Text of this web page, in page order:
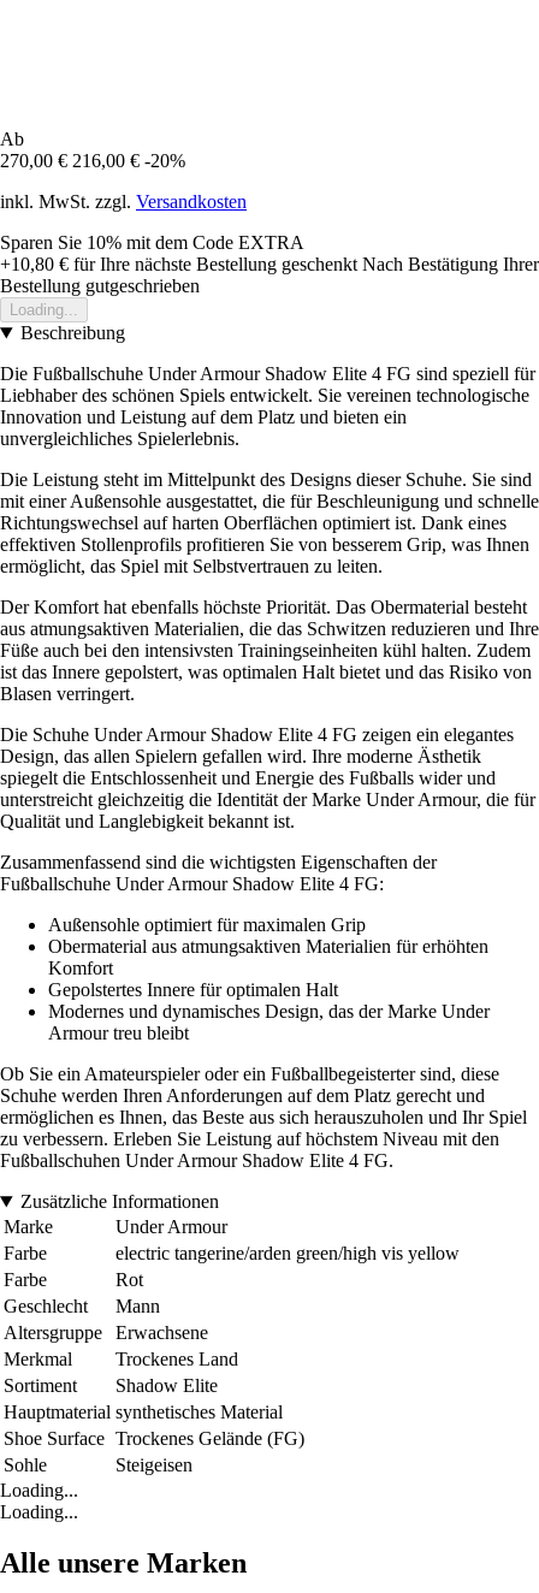
Ab
270,00 € 216,00 € -20%
inkl. MwSt. zzgl. Versandkosten
Sparen Sie 10% mit dem Code EXTRA
+10,80 € für Ihre nächste Bestellung geschenkt Nach Bestätigung Ihrer
Bestellung gutgeschrieben
Loading...
Beschreibung
Die Fußballschuhe Under Armour Shadow Elite 4 FG sind speziell für
Liebhaber des schönen Spiels entwickelt. Sie vereinen technologische
Innovation und Leistung auf dem Platz und bieten ein
unvergleichliches Spielerlebnis.
Die Leistung steht im Mittelpunkt des Designs dieser Schuhe. Sie sind
mit einer Außensohle ausgestattet, die für Beschleunigung und schnelle
Richtungswechsel auf harten Oberflächen optimiert ist. Dank eines
effektiven Stollenprofils profitieren Sie von besserem Grip, was Ihnen
ermöglicht, das Spiel mit Selbstvertrauen zu leiten.
Der Komfort hat ebenfalls höchste Priorität. Das Obermaterial besteht
aus atmungsaktiven Materialien, die das Schwitzen reduzieren und Ihre
Füße auch bei den intensivsten Trainingseinheiten kühl halten. Zudem
ist das Innere gepolstert, was optimalen Halt bietet und das Risiko von
Blasen verringert.
Die Schuhe Under Armour Shadow Elite 4 FG zeigen ein elegantes
Design, das allen Spielern gefallen wird. Ihre moderne Ästhetik
spiegelt die Entschlossenheit und Energie des Fußballs wider und
unterstreicht gleichzeitig die Identität der Marke Under Armour, die für
Qualität und Langlebigkeit bekannt ist.
Zusammenfassend sind die wichtigsten Eigenschaften der
Fußballschuhe Under Armour Shadow Elite 4 FG:
Außensohle optimiert für maximalen Grip
Obermaterial aus atmungsaktiven Materialien für erhöhten
Komfort
Gepolstertes Innere für optimalen Halt
Modernes und dynamisches Design, das der Marke Under
Armour treu bleibt
Ob Sie ein Amateurspieler oder ein Fußballbegeisterter sind, diese
Schuhe werden Ihren Anforderungen auf dem Platz gerecht und
ermöglichen es Ihnen, das Beste aus sich herauszuholen und Ihr Spiel
zu verbessern. Erleben Sie Leistung auf höchstem Niveau mit den
Fußballschuhen Under Armour Shadow Elite 4 FG.
Zusätzliche Informationen
Marke
Under Armour
Farbe
electric tangerine/arden green/high vis yellow
Farbe
Rot
Geschlecht
Mann
Altersgruppe
Erwachsene
Merkmal
Trockenes Land
Sortiment
Shadow Elite
Hauptmaterial synthetisches Material
Shoe Surface Trockenes Gelände (FG)
Sohle
Steigeisen
Loading...
Loading...
Alle unsere Marken